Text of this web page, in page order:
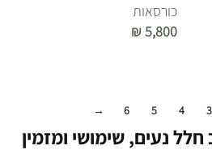
כורסאות
₪5,800
3
4
5
6
→
חלל נעים, שימושי ומזמין